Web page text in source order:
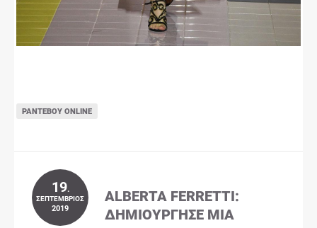
ΡΑΝΤΕΒΟΎ ONLINE
19.
ΣΕΠΤΈΜΒΡΙΟΣ
2019
ALBERTA FERRETTI:
ΔΗΜΙΟΎΡΓΗΣΕ ΜΊΑ